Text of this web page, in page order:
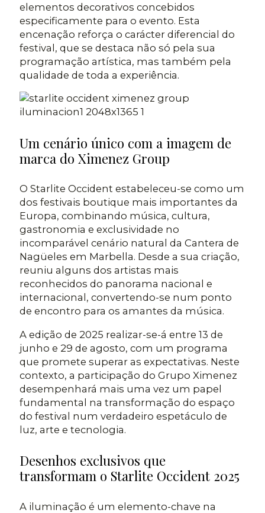
elementos decorativos concebidos
especificamente para o evento. Esta
encenação reforça o carácter diferencial do
festival, que se destaca não só pela sua
programação artística, mas também pela
qualidade de toda a experiência.
Um cenário único com a imagem de
marca do Ximenez Group
O Starlite Occident estabeleceu-se como um
dos festivais boutique mais importantes da
Europa, combinando música, cultura,
gastronomia e exclusividade no
incomparável cenário natural da Cantera de
Nagüeles em Marbella. Desde a sua criação,
reuniu alguns dos artistas mais
reconhecidos do panorama nacional e
internacional, convertendo-se num ponto
de encontro para os amantes da música.
A edição de 2025 realizar-se-á entre 13 de
junho e 29 de agosto, com um programa
que promete superar as expectativas. Neste
contexto, a participação do Grupo Ximenez
desempenhará mais uma vez um papel
fundamental na transformação do espaço
do festival num verdadeiro espetáculo de
luz, arte e tecnologia.
Desenhos exclusivos que
transformam o Starlite Occident 2025
A iluminação é um elemento-chave na